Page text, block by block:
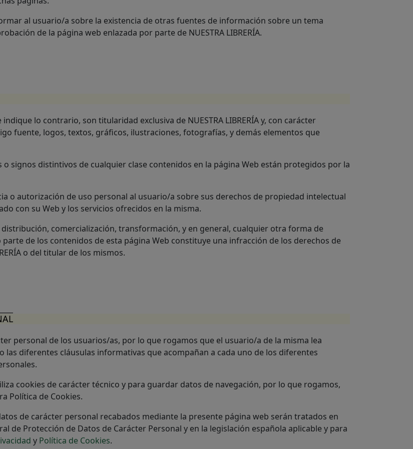
al usuario/a sobre la existencia de otras fuentes de información sobre un tema
de la página web enlazada por parte de NUESTRA LIBRERÍA.
lo contrario, son titularidad exclusiva de NUESTRA LIBRERÍA y, con carácter
fuente, logos, textos, gráficos, ilustraciones, fotografías, y demás elementos que
signos distintivos de cualquier clase contenidos en la página Web están protegidos por la
o autorización de uso personal al usuario/a sobre sus derechos de propiedad intelectual
con su Web y los servicios ofrecidos en la misma.
comercialización, transformación, y en general, cualquier otra forma de
de los contenidos de esta página Web constituye una infracción de los derechos de
o del titular de los mismos.
personal de los usuarios/as, por lo que rogamos que el usuario/a de la misma lea
las diferentes cláusulas informativas que acompañan a cada uno de los diferentes
cookies de carácter técnico y para guardar datos de navegación, por lo que rogamos,
Política de Cookies.
de carácter personal recabados mediante la presente página web serán tratados en
de Protección de Datos de Carácter Personal y en la legislación española aplicable y para
y Política de Cookies.